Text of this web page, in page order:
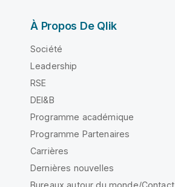
À Propos De Qlik
Société
Leadership
RSE
DEI&B
Programme académique
Programme Partenaires
Carrières
Dernières nouvelles
Bureaux autour du monde/Contact